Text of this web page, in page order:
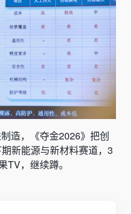
造，《夺金2026》把创
新能源与新材料赛道，3
TV，继续蹲。